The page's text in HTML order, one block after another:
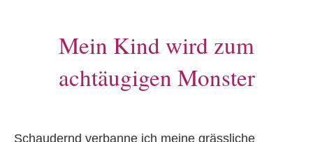
Mein Kind wird zum
achtäugigen Monster
Schaudernd verbanne ich meine grässliche